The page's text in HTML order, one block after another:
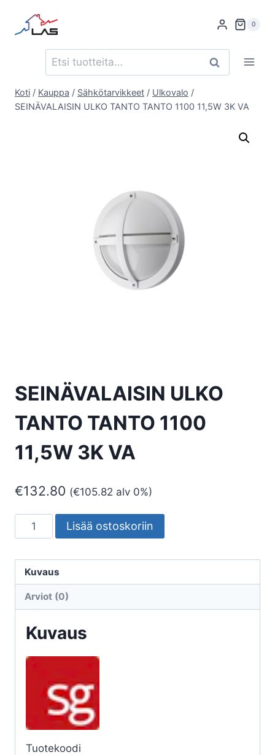
sisältöön
0
Etsi: Haku
Koti / Kauppa / Sähkötarvikkeet / Ulkovalo /
SEINÄVALAISIN ULKO TANTO TANTO 1100 11,5W 3K VA
SEINÄVALAISIN ULKO
TANTO TANTO 1100
11,5W 3K VA
€132.80 (€105.82 alv 0%)
SEINÄVALAISIN
ULKO
TANTO
1100
VA
määrä
Lisää ostoskoriin
Kuvaus
Arviot (0)
Kuvaus
Tuotekoodi